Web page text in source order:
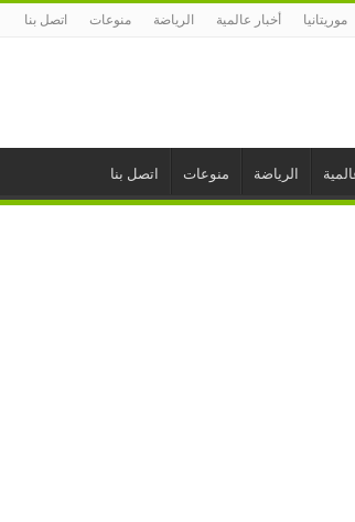
موريتانيا أخبار عالمية الرياضة منوعات اتصل بنا
الرياضة منوعات اتصل بنا